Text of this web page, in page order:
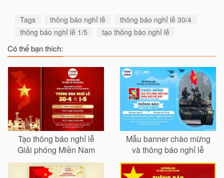
Tags thông báo nghỉ lễ
thông báo nghỉ lễ 30/4
thông báo nghỉ lễ 1/5
tạo thông báo nghỉ lễ
Có thể bạn thích:
Tạo thông báo nghỉ lễ
Giải phóng Miền Nam
30/4 và Quốc tế Lao
Động 1/5 online
Mẫu banner chào mừng
và thông báo nghỉ lễ
30/4 - 1/5